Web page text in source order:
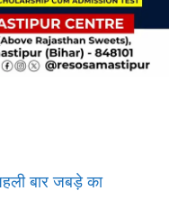
बार जबड़े का